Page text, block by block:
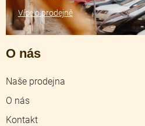
O nás
Naše prodejna
O nás
Kontakt
Více o prodejně